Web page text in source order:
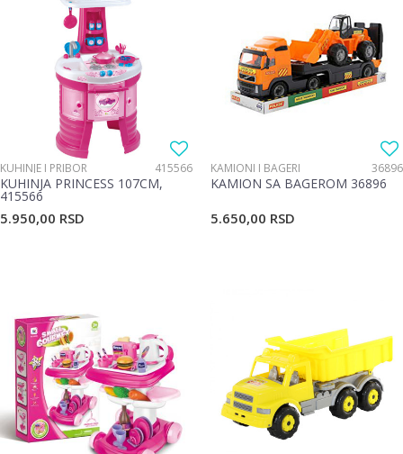
KUHINJE I PRIBOR 415566
KUHINJA PRINCESS 107CM,
415566
5.950,00 RSD
KAMIONI I BAGERI 36896
KAMION SA BAGEROM 36896
5.650,00 RSD